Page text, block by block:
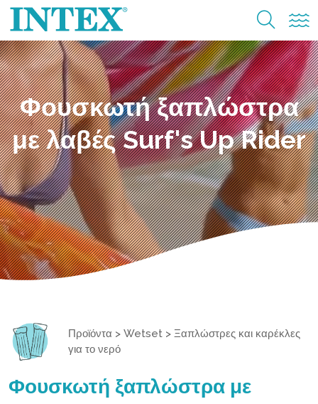
Φουσκωτή ξαπλώστρα
με λαβές Surf's Up Rider
Προϊόντα > Wetset > Ξαπλώστρες και καρέκλες
για το νερό
Φουσκωτή ξαπλώστρα με